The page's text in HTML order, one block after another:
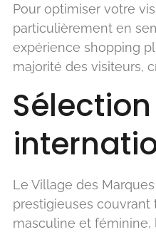
Pour optimiser votre
particulièrement en
expérience shopping
majorité des visiteurs,
Le Village des
prestigieuses couvrant
masculine et